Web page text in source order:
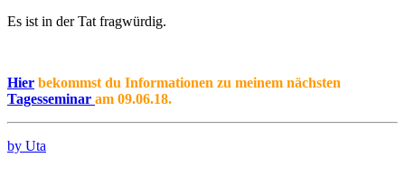
Es ist in der Tat fragwürdig.
Hier bekommst du Informationen zu meinem nächsten
Tagesseminar am 09.06.18.
by Uta